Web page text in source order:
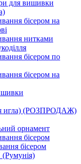
для вишивки
бісером на
нитками
бісером по
бісером на
игла) (РОЗПРОДАЖ)
орнамент
бісером
бісером